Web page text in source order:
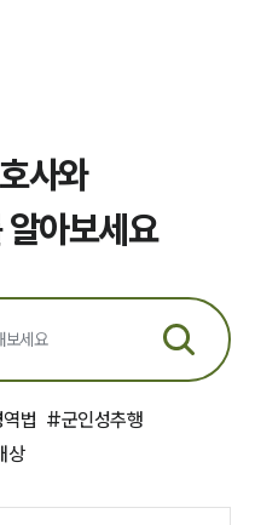
사와
알아보세요
역법 #군인성추행
상